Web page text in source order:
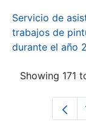
Servicio de
trabajos de
durante el año
Showing 171